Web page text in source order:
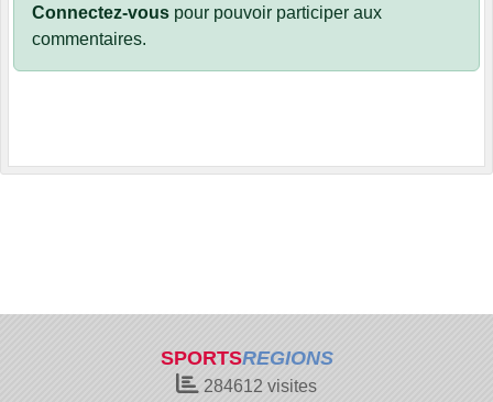
Connectez-vous pour pouvoir participer aux
commentaires.
SPORTSREGIONS
284612 visites